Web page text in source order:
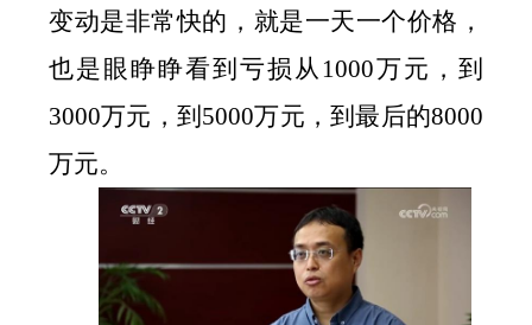
变动是非常快的，就是一天一个价格，
也是眼睁睁看到亏损从 1000万元，到
3000万元，到 5000万元，到最后的8000
万元。